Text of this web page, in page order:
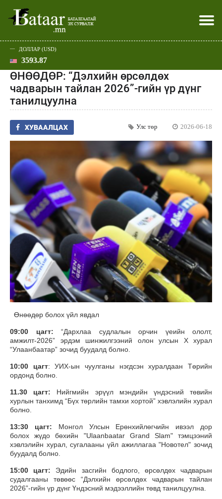
Эхлэл
Улс төр
Нийгэм
Эдийн засаг
Дэлхий
Спорт
Шар
Батаар юу хэлэв
Хэвлэл мэдээллээр
ДОЛЛАР (USD)
3593.87
ӨНӨӨДӨР: “Дэлхийн өрсөлдөх
чадварын тайлан 2026”-гийн үр дүнг
танилцуулна
ХУВААЛЦАХ Улс төр 2026-06-18
Өнөөдөр болох үйл явдал
09:00 цагт: “Дархлаа судлалын орчин үеийн ололт,
амжилт-2026” эрдэм шинжилгээний олон улсын X хурал
“Улаанбаатар” зочид буудалд болно.
10:00 цагт: УИХ-ын чуулганы нэгдсэн хуралдаан Төрийн
ордонд болно.
11.30 цагт: Нийгмийн эрүүл мэндийн үндэсний төвийн
хурлын танхимд “Бүх төрлийн тамхи хортой” хэвлэлийн хурал
болно.
13:30 цагт: Монгол Улсын Ерөнхийлөгчийн ивээл дор
болох жүдо бөхийн "Ulaanbaatar Grand Slam" тэмцээний
хэвлэлийн хурал, сугалааны үйл ажиллагаа "Новотел" зочид
буудалд болно.
15:00 цагт: Эдийн засгийн бодлого, өрсөлдөх чадварын
судалгааны төвөөс “Дэлхийн өрсөлдөх чадварын тайлан
2026”-гийн үр дүнг Үндэсний мэдээллийн төвд танилцуулна.